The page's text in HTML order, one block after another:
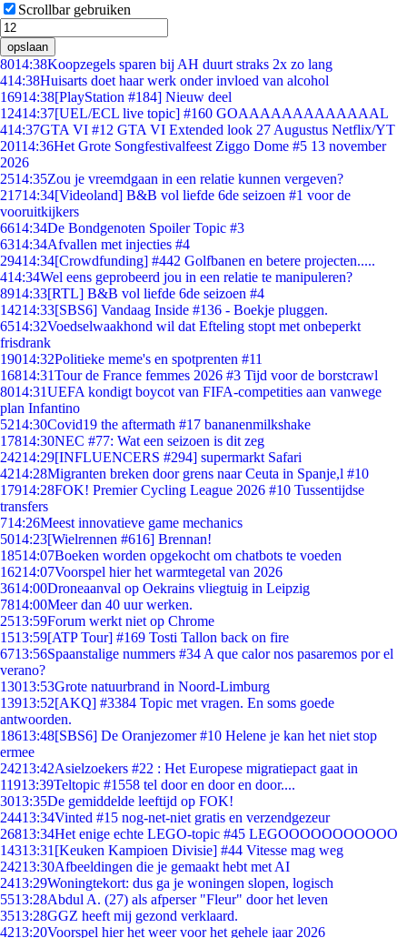
Scrollbar gebruiken
opslaan
8014:38Koopzegels sparen bij AH duurt straks 2x zo lang
414:38Huisarts doet haar werk onder invloed van alcohol
16914:38[PlayStation #184] Nieuw deel
12414:37[UEL/ECL live topic] #160 GOAAAAAAAAAAAAAL
414:37GTA VI #12 GTA VI Extended look 27 Augustus Netflix/YT
20114:36Het Grote Songfestivalfeest Ziggo Dome #5 13 november
2026
2514:35Zou je vreemdgaan in een relatie kunnen vergeven?
21714:34[Videoland] B&B vol liefde 6de seizoen #1 voor de
vooruitkijkers
6614:34De Bondgenoten Spoiler Topic #3
6314:34Afvallen met injecties #4
29414:34[Crowdfunding] #442 Golfbanen en betere projecten.....
414:34Wel eens geprobeerd jou in een relatie te manipuleren?
8914:33[RTL] B&B vol liefde 6de seizoen #4
14214:33[SBS6] Vandaag Inside #136 - Boekje pluggen.
6514:32Voedselwaakhond wil dat Efteling stopt met onbeperkt
frisdrank
19014:32Politieke meme's en spotprenten #11
16814:31Tour de France femmes 2026 #3 Tijd voor de borstcrawl
8014:31UEFA kondigt boycot van FIFA-competities aan vanwege
plan Infantino
5214:30Covid19 the aftermath #17 bananenmilkshake
17814:30NEC #77: Wat een seizoen is dit zeg
24214:29[INFLUENCERS #294] supermarkt Safari
4214:28Migranten breken door grens naar Ceuta in Spanje,l #10
17914:28FOK! Premier Cycling League 2026 #10 Tussentijdse
transfers
714:26Meest innovatieve game mechanics
5014:23[Wielrennen #616] Brennan!
18514:07Boeken worden opgekocht om chatbots te voeden
16214:07Voorspel hier het warmtegetal van 2026
3614:00Droneaanval op Oekrains vliegtuig in Leipzig
7814:00Meer dan 40 uur werken.
2513:59Forum werkt niet op Chrome
1513:59[ATP Tour] #169 Tosti Tallon back on fire
6713:56Spaanstalige nummers #34 A que calor nos pasaremos por el
verano?
13013:53Grote natuurbrand in Noord-Limburg
13913:52[AKQ] #3384 Topic met vragen. En soms goede
antwoorden.
18613:48[SBS6] De Oranjezomer #10 Helene je kan het niet stop
ermee
24213:42Asielzoekers #22 : Het Europese migratiepact gaat in
11913:39Teltopic #1558 tel door en door en door....
3013:35De gemiddelde leeftijd op FOK!
24413:34Vinted #15 nog-net-niet gratis en verzendgezeur
26813:34Het enige echte LEGO-topic #45 LEGOOOOOOOOOOO
14313:31 [Keuken Kampioen Divisie] #44 Vitesse mag weg
24213:30Afbeeldingen die je gemaakt hebt met AI
2413:29Woningtekort: dus ga je woningen slopen, logisch
5513:28Abdul A. (27) als afperser "Fleur" door het leven
3513:28GGZ heeft mij gezond verklaard.
4213:20Voorspel hier het weer voor het gehele jaar 2026